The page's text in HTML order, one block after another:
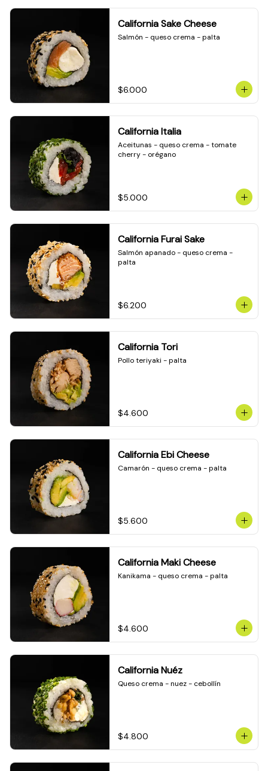
California Sake Cheese
Salmón - queso crema - palta
$6.000
California Italia
Aceitunas - queso crema - tomate
cherry - orégano
$5.000
California Furai Sake
Salmón apanado - queso crema -
palta
$6.200
California Tori
Pollo teriyaki - palta
$4.600
California Ebi Cheese
Camarón - queso crema - palta
$5.600
California Maki Cheese
Kanikama - queso crema - palta
$4.600
California Nuéz
Queso crema - nuez - cebollín
$4.800